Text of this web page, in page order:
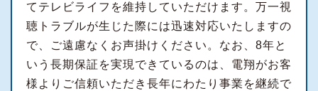
てテレビライフを維持していただけます。万一視
聴トラブルが生じた際には迅速対応いたしますの
で、ご遠慮なくお声掛けください。なお、8年と
いう長期保証を実現できているのは、電翔がお客
様よりご信頼いただき長年にわたり事業を継続で